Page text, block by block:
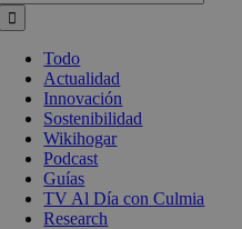
Todo
Actualidad
Innovación
Sostenibilidad
Wikihogar
Podcast
Guías
TV Al Día con Culmia
Research